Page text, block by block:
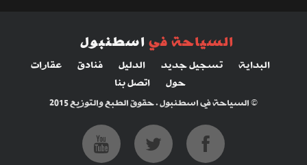
السياحة فياسطنبول
البداية تسجيل جديد الدليل فنادق
عقارات
حول
اتصل بنا
© السياحة في اسطنبول . حقوق الطبع والتوزيع 2015